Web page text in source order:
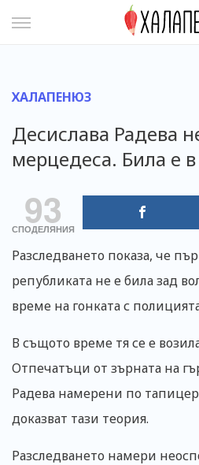
ХАЛАПЕНЮЗ
Десислава Радева
мерцедеса. Била е
93
СПОДЕЛЯНИЯ
Разследването показа, че
републиката не е била зад
време на гонката с
В същото време тя се е
Отпечатъци от зърната на
Радева намерени по
доказват тази теория.
Разследването намери